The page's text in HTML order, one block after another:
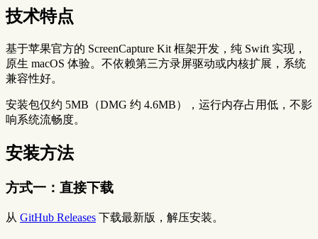
技术特点
基于苹果官方的 ScreenCapture Kit 框架开发，纯 Swift 实现，
原生 macOS 体验。不依赖第三方录屏驱动或内核扩展，系统
兼容性好。
安装包仅约 5MB（DMG 约 4.6MB），运行内存占用低，不影
响系统流畅度。
安装方法
方式一：直接下载
从 GitHub Releases 下载最新版，解压安装。